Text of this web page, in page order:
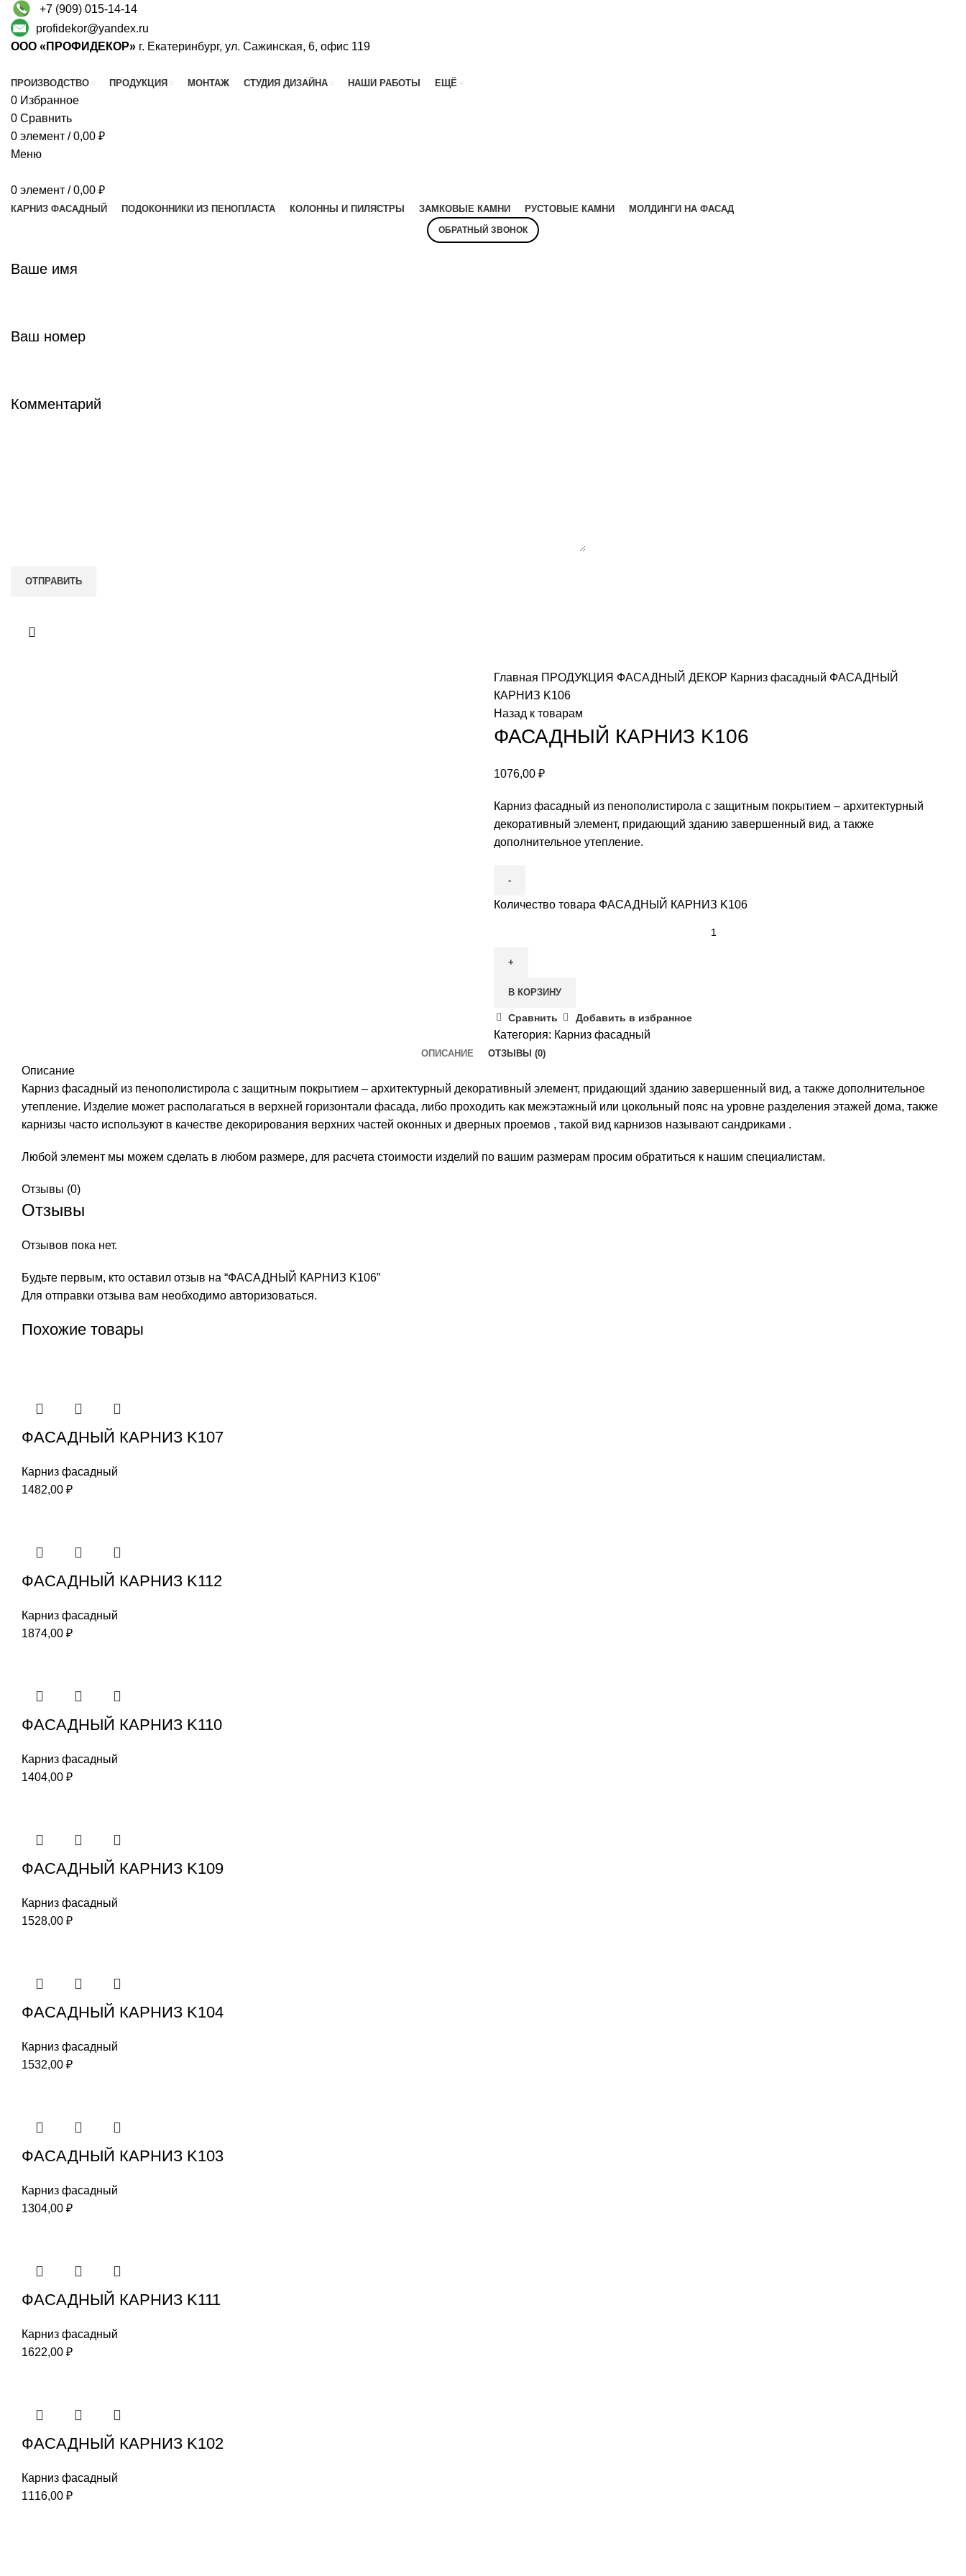
+7 (909) 015-14-14
profidekor@yandex.ru
ООО «ПРОФИДЕКОР» г. Екатеринбург, ул. Сажинская, 6, офис 119
ПРОИЗВОДСТВО ПРОДУКЦИЯ МОНТАЖ СТУДИЯ ДИЗАЙНА НАШИ РАБОТЫ ЕЩЁ
0 Избранное
0 Сравнить
0 элемент / 0,00 ₽
Меню
0 элемент / 0,00 ₽
КАРНИЗ ФАСАДНЫЙ ПОДОКОННИКИ ИЗ ПЕНОПЛАСТА КОЛОННЫ И ПИЛЯСТРЫ ЗАМКОВЫЕ КАМНИ РУСТОВЫЕ КАМНИ МОЛДИНГИ НА ФАСАД
ОБРАТНЫЙ ЗВОНОК
Ваше имя
Ваш номер
Комментарий
Главная ПРОДУКЦИЯ ФАСАДНЫЙ ДЕКОР Карниз фасадный ФАСАДНЫЙ
КАРНИЗ K106
Назад к товарам
ФАСАДНЫЙ КАРНИЗ K106
1076,00 ₽
Карниз фасадный из пенополистирола с защитным покрытием – архитектурный
декоративный элемент, придающий зданию завершенный вид, а также
дополнительное утепление.
Количество товара ФАСАДНЫЙ КАРНИЗ K106
В КОРЗИНУ
Сравнить Добавить в избранное
Категория: Карниз фасадный
ОПИСАНИЕ ОТЗЫВЫ (0)
Описание
Карниз фасадный из пенополистирола с защитным покрытием – архитектурный декоративный элемент, придающий зданию завершенный вид, а также дополнительное
утепление. Изделие может располагаться в верхней горизонтали фасада, либо проходить как межэтажный или цокольный пояс на уровне разделения этажей дома, также
карнизы часто используют в качестве декорирования верхних частей оконных и дверных проемов , такой вид карнизов называют сандриками .
Любой элемент мы можем сделать в любом размере, для расчета стоимости изделий по вашим размерам просим обратиться к нашим специалистам.
Отзывы (0)
Отзывы
Отзывов пока нет.
Будьте первым, кто оставил отзыв на “ФАСАДНЫЙ КАРНИЗ K106”
Для отправки отзыва вам необходимо авторизоваться.
Похожие товары
ФАСАДНЫЙ КАРНИЗ K107
Карниз фасадный
1482,00 ₽
ФАСАДНЫЙ КАРНИЗ K112
Карниз фасадный
1874,00 ₽
ФАСАДНЫЙ КАРНИЗ K110
Карниз фасадный
1404,00 ₽
ФАСАДНЫЙ КАРНИЗ K109
Карниз фасадный
1528,00 ₽
ФАСАДНЫЙ КАРНИЗ K104
Карниз фасадный
1532,00 ₽
ФАСАДНЫЙ КАРНИЗ K103
Карниз фасадный
1304,00 ₽
ФАСАДНЫЙ КАРНИЗ K111
Карниз фасадный
1622,00 ₽
ФАСАДНЫЙ КАРНИЗ K102
Карниз фасадный
1116,00 ₽